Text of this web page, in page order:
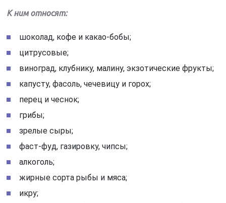
К ним относят:
шоколад, кофе и какао-бобы;
цитрусовые;
виноград, клубнику, малину, экзотические фрукты;
капусту, фасоль, чечевицу и горох;
перец и чеснок;
грибы;
зрелые сыры;
фаст-фуд, газировку, чипсы;
алкоголь;
жирные сорта рыбы и мяса;
икру;